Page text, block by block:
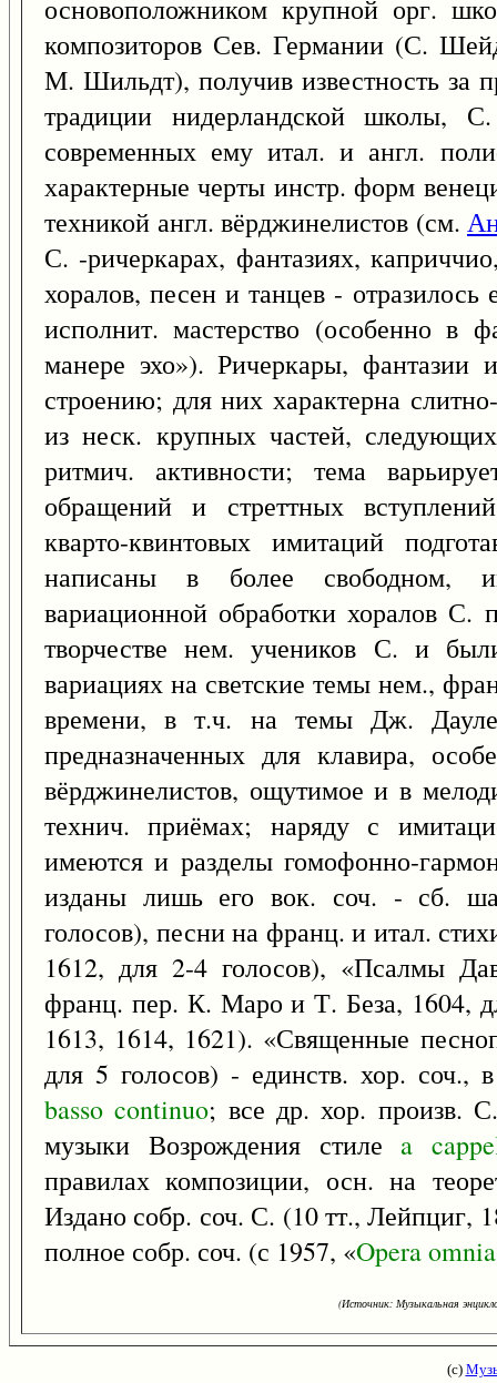
основоположником крупной орг.
композиторов Сев. Германии (С.
М. Шильдт), получив известность за
традиции нидерландской школы,
современных ему итал. и англ.
характерные черты инстр. форм
техникой англ. вёрджинелистов (см.
С. -ричеркарах, фантазиях,
хоралов, песен и танцев - отразилось
исполнит. мастерство (особенно в
манере эхо»). Ричеркары, фантазии
строению; для них характерна
из неск. крупных частей,
ритмич. активности; тема
обращений и стреттных
кварто-квинтовых имитаций
написаны в более свободном,
вариационной обработки хоралов С.
творчестве нем. учеников С. и
вариациях на светские темы нем.,
времени, в т.ч. на темы Дж.
предназначенных для клавира,
вёрджинелистов, ощутимое и в
технич. приёмах; наряду с
имеются и разделы гомофонно-
изданы лишь его вок. соч. - сб.
голосов), песни на франц. и итал.
1612, для 2-4 голосов), «Псалмы
франц. пер. К. Маро и Т. Беза, 1604,
1613, 1614, 1621). «Священные
для 5 голосов) - единств. хор. соч.,
basso continuo; все др. хор. произв.
музыки Возрождения стиле a
правилах композиции, осн. на
Издано собр. соч. С. (10 тт., Лейпциг,
полное собр. соч. (с 1957, «Operaomnia
(Источник: Музыкальная
(с)